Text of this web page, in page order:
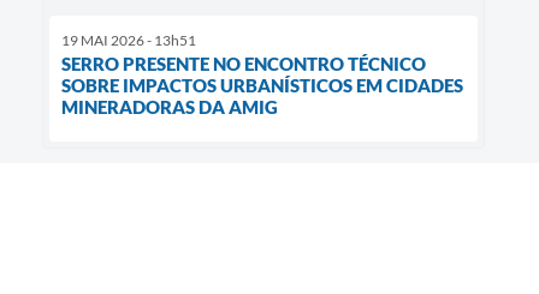
19 MAI 2026 - 13h51
SERRO PRESENTE NO ENCONTRO TÉCNICO
SOBRE IMPACTOS URBANÍSTICOS EM CIDADES
MINERADORAS DA AMIG